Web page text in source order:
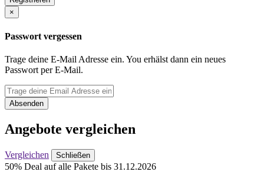
×
Passwort vergessen
Trage deine E-Mail Adresse ein. You erhälst dann ein neues
Passwort per E-Mail.
Absenden
Angebote vergleichen
Vergleichen Schließen
50% Deal auf alle Pakete bis 31.12.2026